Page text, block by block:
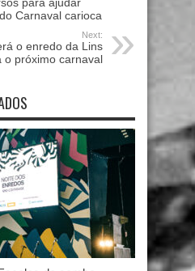
para ajudar
Carnaval carioca
Next:
o enredo da Lins
o próximo carnaval